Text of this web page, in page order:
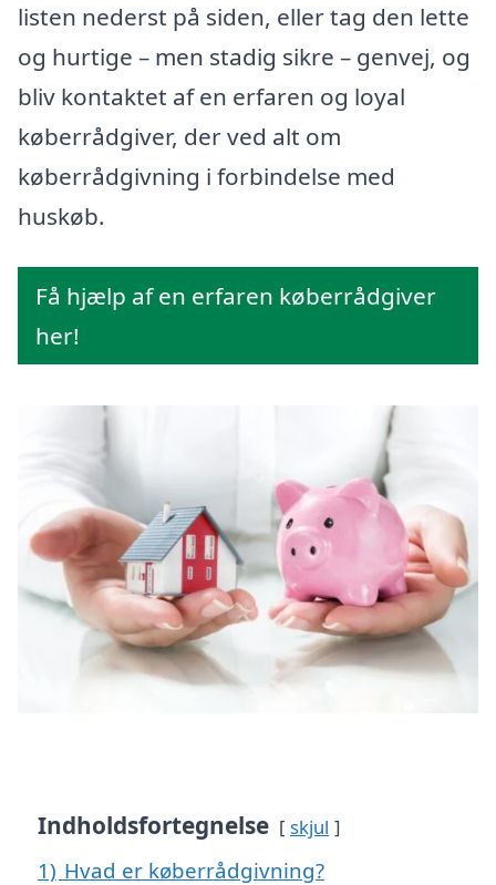
listen nederst på siden, eller tag den lette
og hurtige – men stadig sikre – genvej, og
bliv kontaktet af en erfaren og loyal
køberrådgiver, der ved alt om
køberrådgivning i forbindelse med
huskøb.
Få hjælp af en erfaren køberrådgiver
her!
Indholdsfortegnelse skjul
1) Hvad er køberrådgivning?